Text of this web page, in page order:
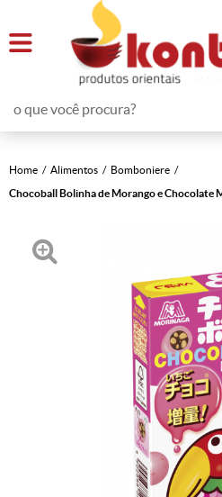
Home Alimentos
Bomboniere
Chocoball Bolinha de Morango e Chocolate